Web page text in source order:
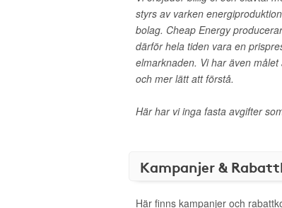
styrs av varken
bolag. Cheap Energy
därför hela tiden vara en
elmarknaden. Vi har även
och mer lätt att förstå.
Här har vi inga fasta avgifter
Kampanjer &
Här finns kampanjer och